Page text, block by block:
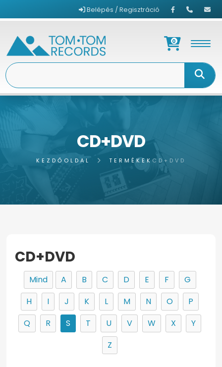
Belépés / Regisztráció
0
CD+DVD
KEZDŐOLDAL TERMÉKEK CD+DVD
CD+DVD
Mind A B C D E F
G
H
I J K L M N O
P
Q
R S T U V W X
Y
Z